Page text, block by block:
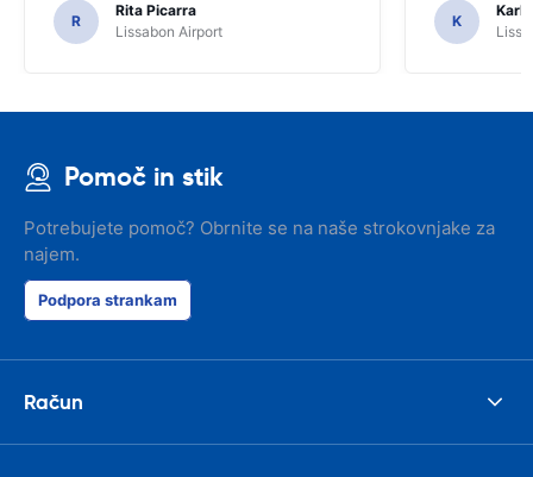
R
Rita Picarra
Lissabon Airport
K
Karl
Pomoč in stik
Potrebujete pomoč? Obrnite se na naše strokovnjake za
najem.
Podpora strankam
Račun